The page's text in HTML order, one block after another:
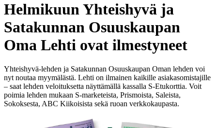
Helmikuun Yhteishyvä ja
Satakunnan Osuuskaupan
Oma Lehti ovat ilmestyneet
Yhteishyvä-lehden ja Satakunnan Osuuskaupan Oman lehden voi
nyt noutaa myymälästä. Lehti on ilmainen kaikille asiakasomistajille
– saat lehden veloituksetta näyttämällä kassalla S-Etukorttia. Voit
poimia lehden mukaan S-marketeista, Prismoista, Saleista,
Sokoksesta, ABC Kiikoisista sekä ruoan verkkokaupasta.